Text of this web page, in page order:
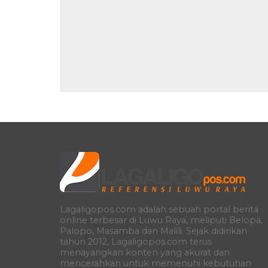
Lagaligopos.com adalah sebuah portal berita
online terbesar di Luwu Raya, meliputi Belopa,
Palopo, Masamba dan Malili. Sejak didirikan
tahun 2012, Lagaligopos.com terus
menayangkan konten yang akurat dan
mencerahkan untuk memenuhi kebutuhan